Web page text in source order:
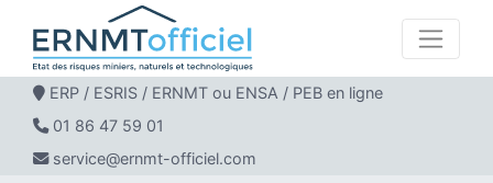
ERP / ESRIS / ERNMT ou ENSA / PEB en ligne
01 86 47 59 01
service@ernmt-officiel.com